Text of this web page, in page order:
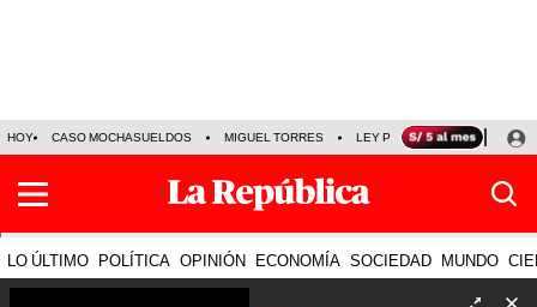
HOY CASO MOCHASUELDOS MIGUEL TORRES LEY PULPÍN PRECIO DEL
LO ÚLTIMO POLÍTICA OPINIÓN ECONOMÍA SOCIEDAD MUNDO